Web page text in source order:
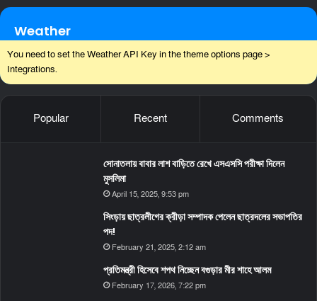
Weather
You need to set the Weather API Key in the theme options page >
Integrations.
Popular Recent Comments
সোনাতলায় বাবার লাশ বাড়িতে রেখে এসএসসি পরীক্ষা দিলেন
মুসলিমা
April 15, 2025, 9:53 pm
সিংড়ায় ছাত্রলীগের ক্রীড়া সম্পাদক পেলেন ছাত্রদলের সভাপতির
পদ!
February 21, 2025, 2:12 am
প্রতিমন্ত্রী হিসেবে শপথ নিচ্ছেন বগুড়ার মীর শাহে আলম
February 17, 2026, 7:22 pm